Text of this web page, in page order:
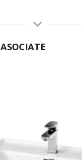
ASOCIATE